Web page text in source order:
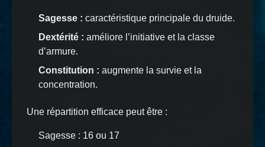
Sagesse : caractéristique principale du druide.
Dextérité : améliore l’initiative et la classe
d’armure.
Constitution : augmente la survie et la
concentration.
Une répartition efficace peut être :
Sagesse : 16 ou 17